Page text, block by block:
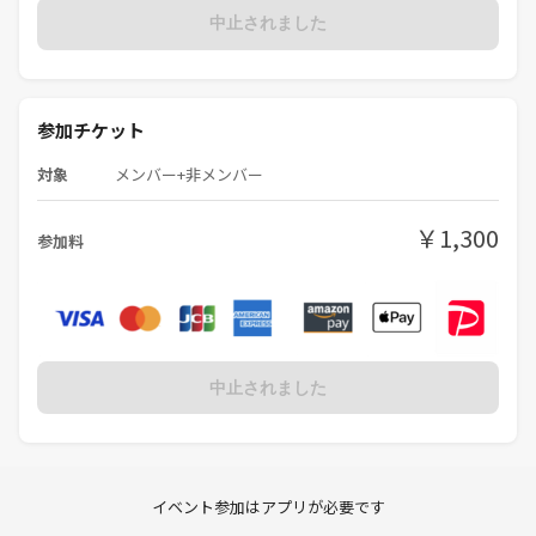
中止されました
参加チケット
対象 メンバー+非メンバー
参加料 ￥1,300
中止されました
イベント参加はアプリが必要です